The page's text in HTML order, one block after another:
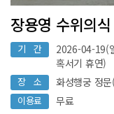
장용영 수위의식
기 간
2026-04-19(
혹서기 휴연)
장 소 화성행궁 정
이용료 무료